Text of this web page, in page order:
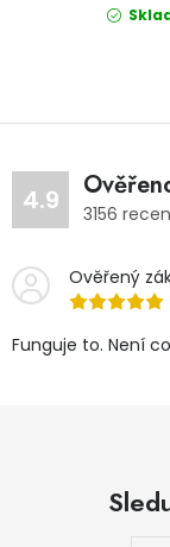
4.9 3156
Ověřený
Funguje to. Není